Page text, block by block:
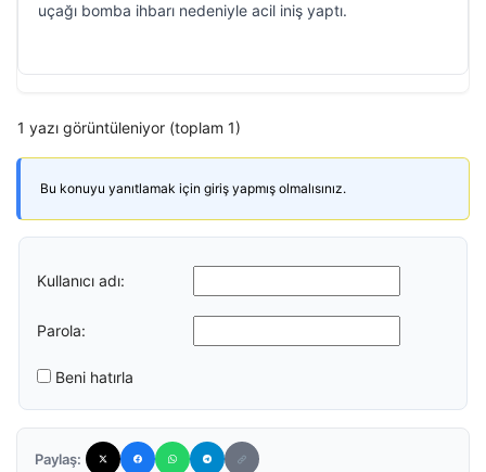
uçağı bomba ihbarı nedeniyle acil iniş yaptı.
1 yazı görüntüleniyor (toplam 1)
Bu konuyu yanıtlamak için giriş yapmış olmalısınız.
Kullanıcı adı:
Parola:
Beni hatırla
Paylaş: